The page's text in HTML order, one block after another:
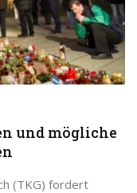
und mögliche
(TKG) fordert